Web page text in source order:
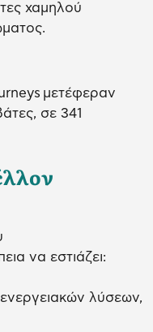
χαμηλού
μετέφεραν
σε 341
να εστιάζει:
λύσεων,